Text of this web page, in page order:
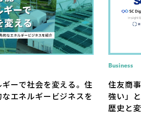
ーで社会を変える。住
エネルギービジネスを
Business
住友商
強い」
歴史と